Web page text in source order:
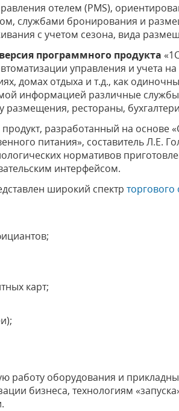
отелем (PMS),
службами бронирования и
с учетом сезона, вида
программного продукта
управления и учета
домах отдыха и т.д., как
информацией различные службы
размещения, рестораны,
разработанный на основе
питания», составитель Л.Е.
нормативов
интерфейсом.
широкий спектр
карт;
работу оборудования и
бизнеса, технологиям